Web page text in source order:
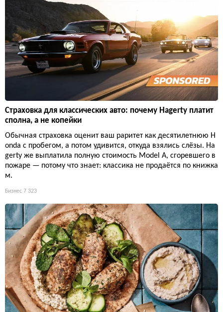
Страховка для классических авто: почему Hagerty платит
сполна, а не копейки
Обычная страховка оценит ваш раритет как десятилетнюю H
onda с пробегом, а потом удивится, откуда взялись слёзы. Ha
gerty же выплатила полную стоимость Model A, сгоревшего в
пожаре — потому что знает: классика не продаётся по книжка
м.
Бизнес 7 323